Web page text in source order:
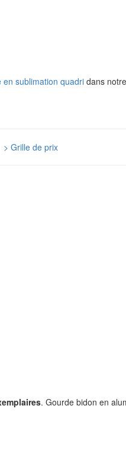
en sublimation quadridans
> Grille de prix
. Gourde bidon en